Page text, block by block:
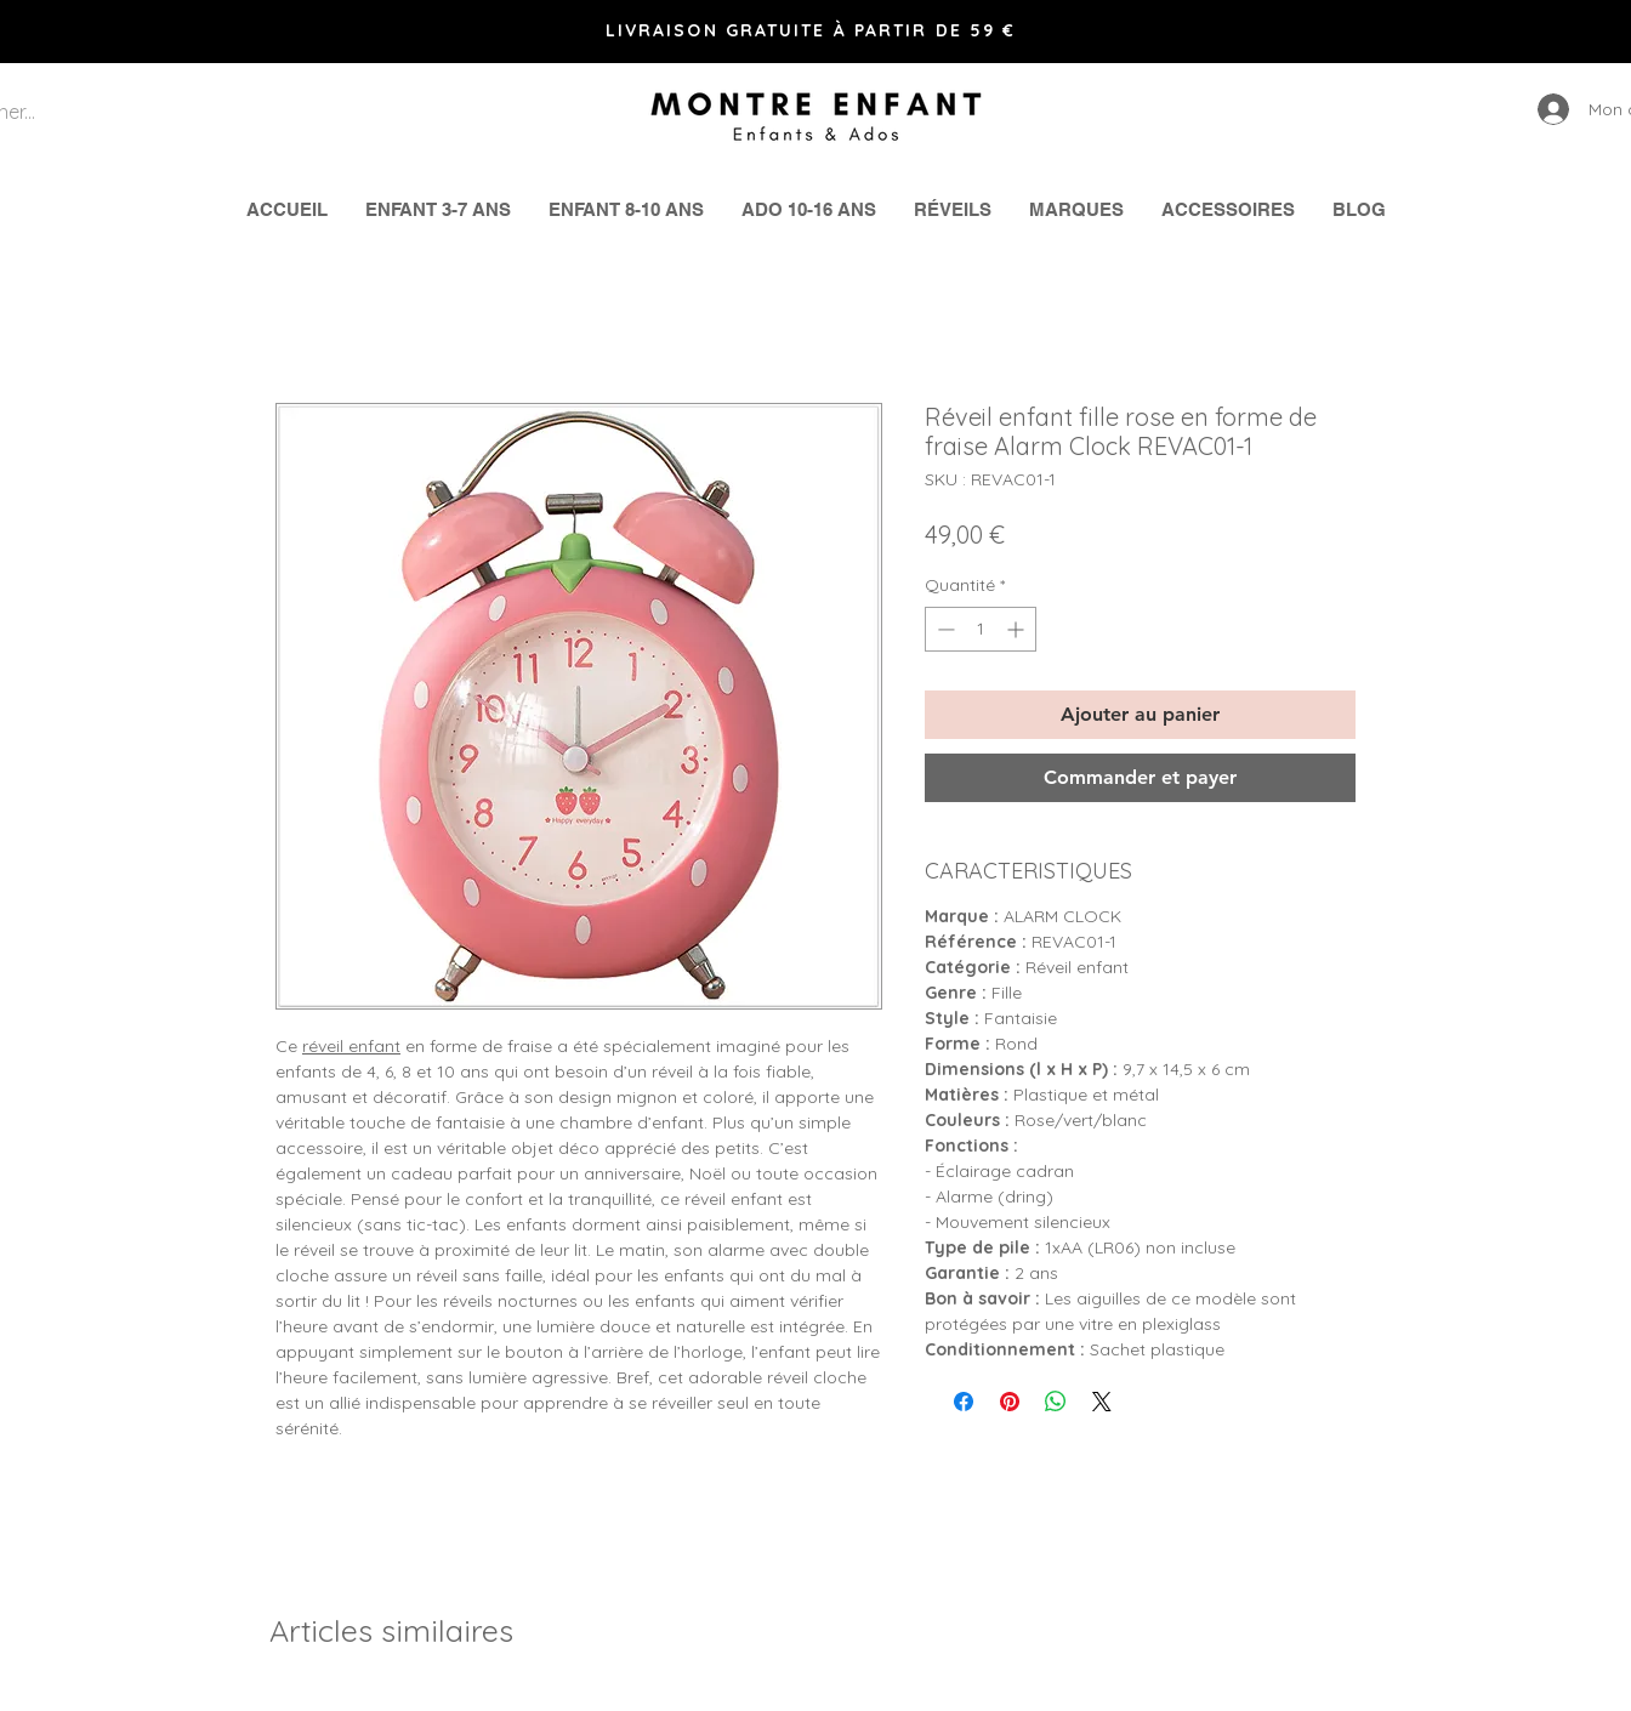
LIVRAISON GRATUITE À PARTIR DE 59 €
Mon
ACCUEIL ENFANT 3-7 ANS ENFANT 8-10 ANS ADO 10-16 ANS RÉVEILS MARQUES ACCESSOIRES BLOG
Ce réveil enfant en forme de fraise a été spécialement imaginé pour les
enfants de 4, 6, 8 et 10 ans qui ont besoin d’un réveil à la fois fiable,
amusant et décoratif. Grâce à son design mignon et coloré, il apporte une
véritable touche de fantaisie à une chambre d’enfant. Plus qu’un simple
accessoire, il est un véritable objet déco apprécié des petits. C’est
également un cadeau parfait pour un anniversaire, Noël ou toute occasion
spéciale. Pensé pour le confort et la tranquillité, ce réveil enfant est
silencieux (sans tic-tac). Les enfants dorment ainsi paisiblement, même si
le réveil se trouve à proximité de leur lit. Le matin, son alarme avec double
cloche assure un réveil sans faille, idéal pour les enfants qui ont du mal à
sortir du lit ! Pour les réveils nocturnes ou les enfants qui aiment vérifier
l’heure avant de s’endormir, une lumière douce et naturelle est intégrée. En
appuyant simplement sur le bouton à l’arrière de l’horloge, l’enfant peut lire
l’heure facilement, sans lumière agressive. Bref, cet adorable réveil cloche
est un allié indispensable pour apprendre à se réveiller seul en toute
sérénité.
Réveil enfant fille rose en forme de
fraise Alarm Clock REVAC01-1
SKU : REVAC01-1
49,00 €Prix
Quantité *
Ajouter au panier
Commander et payer
CARACTERISTIQUES
Marque : ALARM CLOCK
Référence : REVAC01-1
Catégorie : Réveil enfant
Genre : Fille
Style : Fantaisie
Forme : Rond
Dimensions (l x H x P) : 9,7 x 14,5 x 6 cm
Matières : Plastique et métal
Couleurs : Rose/vert/blanc
Fonctions :
- Éclairage cadran
- Alarme (dring)
- Mouvement silencieux
Type de pile : 1xAA (LR06) non incluse
Garantie : 2 ans
Bon à savoir : Les aiguilles de ce modèle sont
protégées par une vitre en plexiglass
Conditionnement : Sachet plastique
Articles similaires